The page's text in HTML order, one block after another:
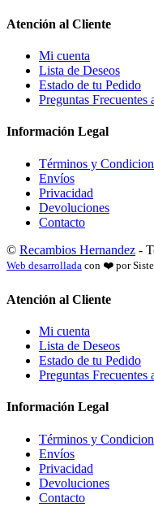
Atención al Cliente
Mi cuenta
Lista de Deseos
Estado de tu Pedido
Preguntas
Información Legal
Términos y
Envíos
Privacidad
Devoluciones
Contacto
© Recambios Hernandez -
Web desarrollada con ❤️ por
Atención al Cliente
Mi cuenta
Lista de Deseos
Estado de tu Pedido
Preguntas
Información Legal
Términos y
Envíos
Privacidad
Devoluciones
Contacto